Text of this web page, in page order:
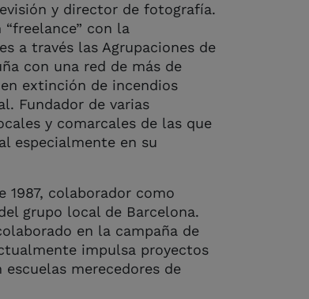
y director de fotografía.
con la
a través las Agrupaciones de
con una red de más de
extinción de incendios
Fundador de varias
y comarcales de las que
especialmente en su
1987, colaborador como
grupo local de Barcelona.
en la campaña de
impulsa proyectos
merecedores de